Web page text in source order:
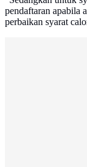
pendaftaran apabila
perbaikan syarat